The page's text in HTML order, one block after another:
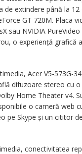
de extindere până la
GT 720M. Placa
sau NVIDIA
o experiență grafică
Acer V5-573G-
difuzoare stereo cu o
Home Theater v4.
o cameră web
pe Skype și un cititor
conectivitatea